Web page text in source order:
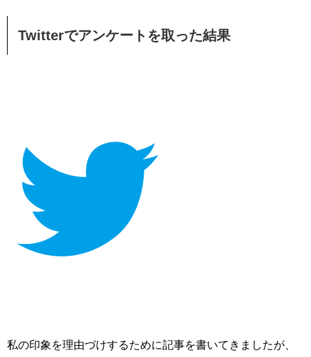
Twitterでアンケートを取った結果
私の印象を理由づけするために記事を書いてきましたが、